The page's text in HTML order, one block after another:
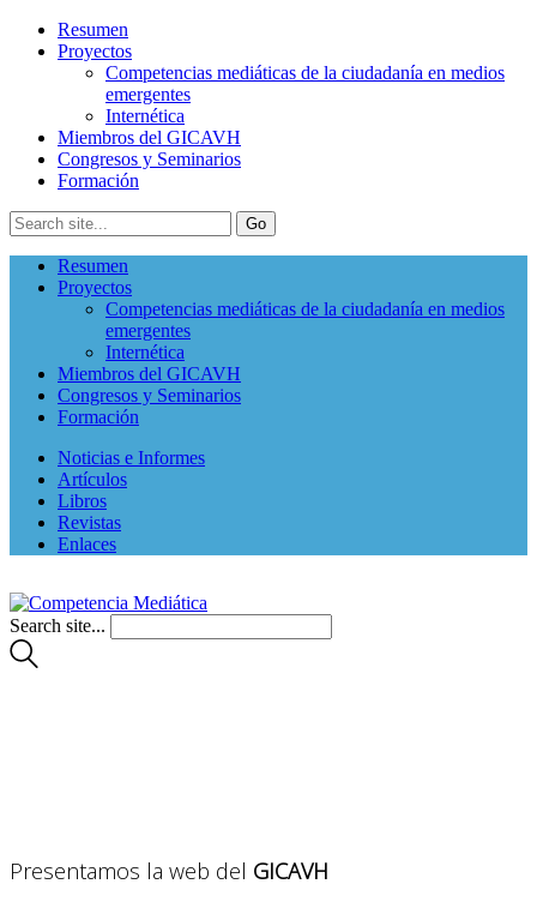
Resumen
Proyectos
Competencias mediáticas de la ciudadanía en medios
emergentes
Internética
Miembros del GICAVH
Congresos y Seminarios
Formación
Resumen
Proyectos
Competencias mediáticas de la ciudadanía en medios
emergentes
Internética
Miembros del GICAVH
Congresos y Seminarios
Formación
Noticias e Informes
Artículos
Libros
Revistas
Enlaces
Search site...
Presentamos la web del GICAVH